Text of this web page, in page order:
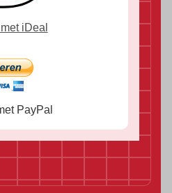
iDeal
PayPal